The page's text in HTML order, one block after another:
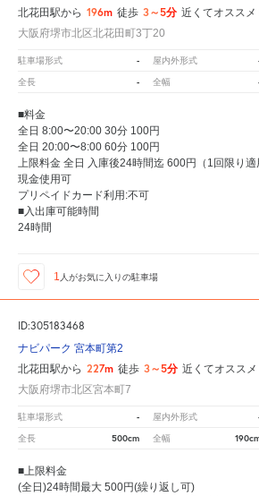
北花田駅から 196m 徒歩 3～5分 近くてオススメ
大阪府堺市北区北花田町3丁20
駐車場形式 - 屋内外形式
全長 - 全幅
■料金
全日 8:00〜20:00 30分 100円
全日 20:00〜8:00 60分 100円
上限料金 全日 入庫後24時間迄 600円（1回限り適
現金使用可
プリペイドカード利用:不可
■入出庫可能時間
24時間
1 人がお気に入りの駐車場
ID:305183468
ナビパーク 宮本町第2
北花田駅から 227m 徒歩 3～5分 近くてオススメ
大阪府堺市北区宮本町7
駐車場形式 - 屋内外形式
全長 500cm 全幅
■上限料金
(全日)24時間最大 500円(繰り返し可)